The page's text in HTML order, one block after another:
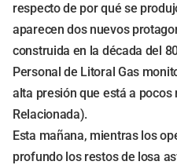
respecto de por qué se
aparecen dos nuevos
construida en la década del
Personal de Litoral Gas
alta presión que está a
Relacionada).
Esta mañana, mientras los
profundo los restos de losa